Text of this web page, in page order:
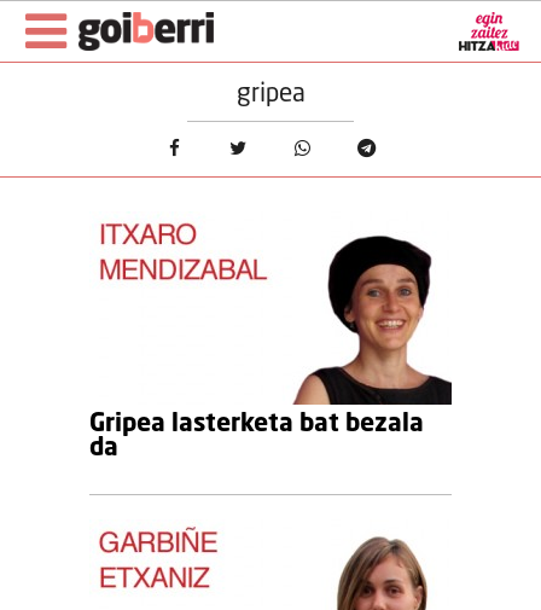
gripea
Gripea lasterketa bat bezala
da